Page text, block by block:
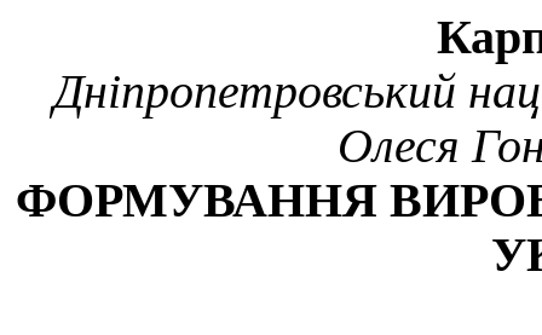
Дніпропетровський
Олеся
ФОРМУВАННЯ